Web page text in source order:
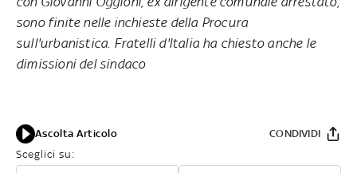
sono finite nelle inchieste della Procura
sull'urbanistica. Fratelli d'Italia ha chiesto anche le
dimissioni del sindaco
Ascolta Articolo
Sceglici su:
CONDIVIDI